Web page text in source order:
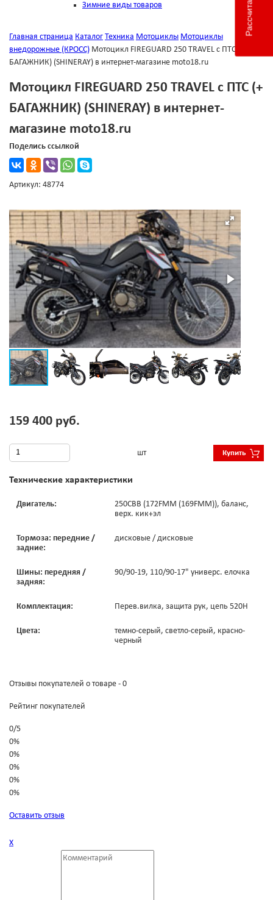
Зимние виды товаров
Главная страница Каталог Техника Мотоциклы Мотоциклы
внедорожные (КРОСС) Мотоцикл FIREGUARD 250 TRAVEL с ПТС (+
БАГАЖНИК) (SHINERAY) в интернет-магазине moto18.ru
Мотоцикл FIREGUARD 250 TRAVEL с ПТС (+
БАГАЖНИК) (SHINERAY) в интернет-
магазине moto18.ru
Поделись ссылкой
Артикул: 48774
159 400 руб.
шт Купить
Технические характеристики
Двигатель:
250CBB (172FMM (169FMM)), баланс,
верх. кик+эл
Тормоза: передние /
задние:
дисковые / дисковые
Шины: передняя /
задняя:
90/90-19, 110/90-17" универс. елочка
Комплектация: Перев.вилка, защита рук, цепь 520H
Цвета:
темно-серый, светло-серый, красно-
черный
Отзывы покупателей о товаре - 0
Рейтинг покупателей
0/5
0%
0%
0%
0%
0%
Оставить отзыв
Х